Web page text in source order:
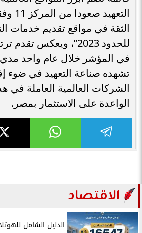
الثقة في مواقع تقديم خدمات
في المؤشر خلال عام واحد مدي
تشهده صناعة التعهيد في ضوء
الشركات العالمية العاملة في
الواعدة على الاستثمار بمصر.
الاقتصاد
الدليل الشامل